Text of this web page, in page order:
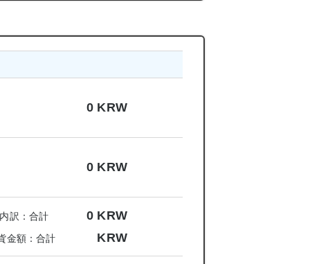
0 KRW
0 KRW
訳：合計 0 KRW
金額：合計 KRW